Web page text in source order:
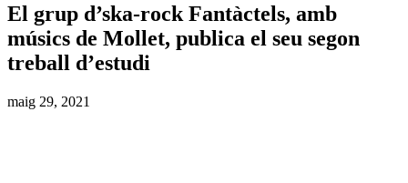
El grup d’ska-rock Fantàctels, amb
músics de Mollet, publica el seu segon
treball d’estudi
maig 29, 2021